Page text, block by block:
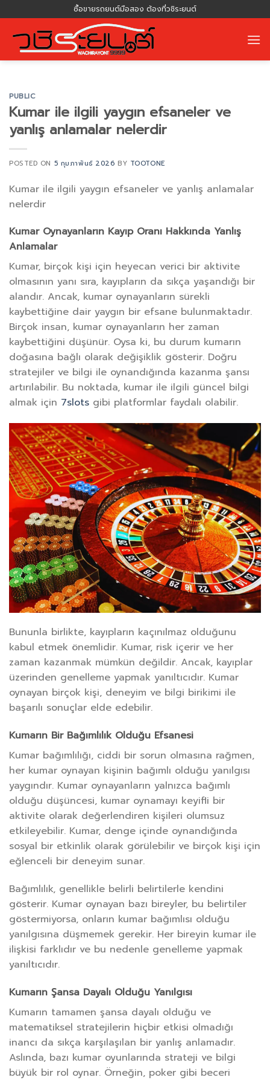
to
content
ซื้อขายรถยนต์มือสอง ต้องที่วชิระยนต์
PUBLIC
Kumar ile ilgili yaygın efsaneler ve
yanlış anlamalar nelerdir
POSTED ON 5 กุมภาพันธ์ 2026 BY TOOTONE
Kumar ile ilgili yaygın efsaneler ve yanlış anlamalar
nelerdir
Kumar Oynayanların Kayıp Oranı Hakkında Yanlış
Anlamalar
Kumar, birçok kişi için heyecan verici bir aktivite
olmasının yanı sıra, kayıpların da sıkça yaşandığı bir
alandır. Ancak, kumar oynayanların sürekli
kaybettiğine dair yaygın bir efsane bulunmaktadır.
Birçok insan, kumar oynayanların her zaman
kaybettiğini düşünür. Oysa ki, bu durum kumarın
doğasına bağlı olarak değişiklik gösterir. Doğru
stratejiler ve bilgi ile oynandığında kazanma şansı
artırılabilir. Bu noktada, kumar ile ilgili güncel bilgi
almak için 7slots gibi platformlar faydalı olabilir.
Bununla birlikte, kayıpların kaçınılmaz olduğunu
kabul etmek önemlidir. Kumar, risk içerir ve her
zaman kazanmak mümkün değildir. Ancak, kayıplar
üzerinden genelleme yapmak yanıltıcıdır. Kumar
oynayan birçok kişi, deneyim ve bilgi birikimi ile
başarılı sonuçlar elde edebilir.
Kumarın Bir Bağımlılık Olduğu Efsanesi
Kumar bağımlılığı, ciddi bir sorun olmasına rağmen,
her kumar oynayan kişinin bağımlı olduğu yanılgısı
yaygındır. Kumar oynayanların yalnızca bağımlı
olduğu düşüncesi, kumar oynamayı keyifli bir
aktivite olarak değerlendiren kişileri olumsuz
etkileyebilir. Kumar, denge içinde oynandığında
sosyal bir etkinlik olarak görülebilir ve birçok kişi için
eğlenceli bir deneyim sunar.
Bağımlılık, genellikle belirli belirtilerle kendini
gösterir. Kumar oynayan bazı bireyler, bu belirtiler
göstermiyorsa, onların kumar bağımlısı olduğu
yanılgısına düşmemek gerekir. Her bireyin kumar ile
ilişkisi farklıdır ve bu nedenle genelleme yapmak
yanıltıcıdır.
Kumarın Şansa Dayalı Olduğu Yanılgısı
Kumarın tamamen şansa dayalı olduğu ve
matematiksel stratejilerin hiçbir etkisi olmadığı
inancı da sıkça karşılaşılan bir yanlış anlamadır.
Aslında, bazı kumar oyunlarında strateji ve bilgi
büyük bir rol oynar. Örneğin, poker gibi beceri